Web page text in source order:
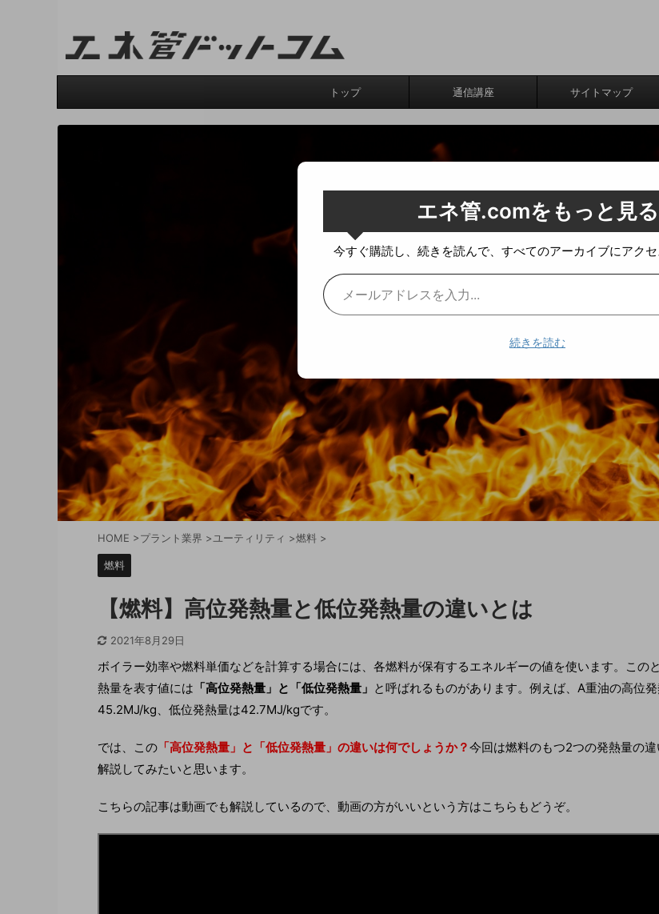
トップ 通信講座 サイトマップ
HOME >プラント業界 > ユーティリティ >燃料 >
燃料
【燃料】高位発熱量と低位発熱量の違いとは
2021年8月29日
ボイラー効率や燃料単価などを計算する場合には、各燃料が保有するエネルギーの値を使います。この
熱量を表す値には 「高位発熱量」と「低位発熱量」 と呼ばれるものがあります。例えば、A重油の高位
45.2MJ/kg、低位発熱量は42.7MJ/kgです。
では、この 「高位発熱量」と「低位発熱量」の違いは何でしょうか？今回は燃料のもつ2つの発熱量の違
解説してみたいと思います。
こちらの記事は動画でも解説しているので、動画の方がいいという方はこちらもどうぞ。
エネ管.comをもっと見る
今すぐ購読し、続きを読んで、すべてのアーカイブにアクセ
続きを読む